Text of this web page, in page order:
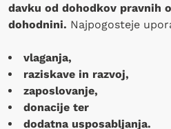
davku od dohodkov pravnih
dohodnini. Najpogosteje
vlaganja,
raziskave in razvoj,
zaposlovanje,
donacije ter
dodatna usposabljanja.